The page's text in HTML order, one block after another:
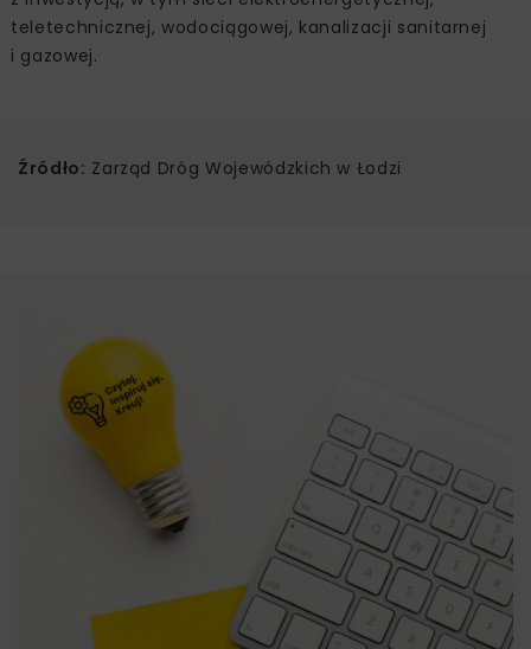
teletechnicznej, wodociągowej, kanalizacji sanitarnej
i gazowej.
Źródło: Zarząd Dróg Wojewódzkich w Łodzi